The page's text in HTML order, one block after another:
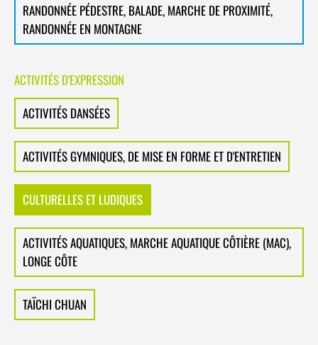
RANDONNÉE PÉDESTRE, BALADE, MARCHE DE PROXIMITÉ,
RANDONNÉE EN MONTAGNE
ACTIVITÉS D'EXPRESSION
ACTIVITÉS DANSÉES
ACTIVITÉS GYMNIQUES, DE MISE EN FORME ET D'ENTRETIEN
CULTURELLES ET LUDIQUES
ACTIVITÉS AQUATIQUES, MARCHE AQUATIQUE CÔTIÈRE (MAC),
LONGE CÔTE
TAÏCHI CHUAN